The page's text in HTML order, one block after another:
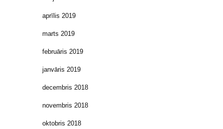
aprīlis 2019
marts 2019
februāris 2019
janvāris 2019
decembris 2018
novembris 2018
oktobris 2018